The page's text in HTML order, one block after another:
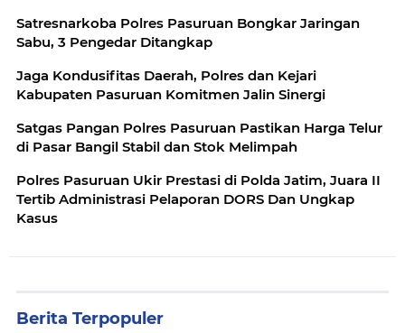
Satresnarkoba Polres Pasuruan Bongkar Jaringan
Sabu, 3 Pengedar Ditangkap
Jaga Kondusifitas Daerah, Polres dan Kejari
Kabupaten Pasuruan Komitmen Jalin Sinergi
Satgas Pangan Polres Pasuruan Pastikan Harga Telur
di Pasar Bangil Stabil dan Stok Melimpah
Polres Pasuruan Ukir Prestasi di Polda Jatim, Juara II
Tertib Administrasi Pelaporan DORS Dan Ungkap
Kasus
Berita Terpopuler